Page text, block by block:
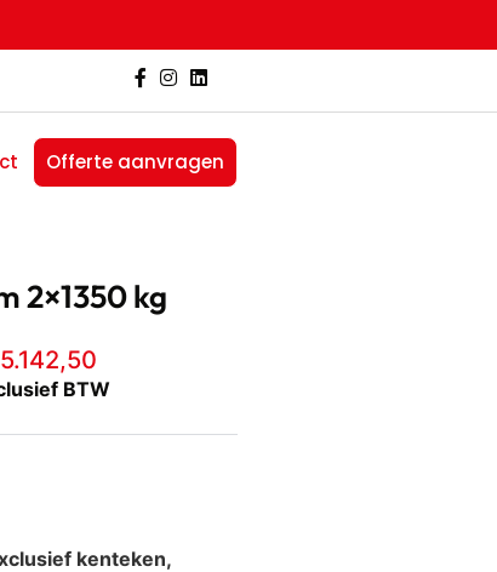
Offerte aanvragen
2×1350 kg
5.142,50
BTW
kenteken,